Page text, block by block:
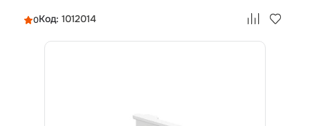
0Код: 1012014